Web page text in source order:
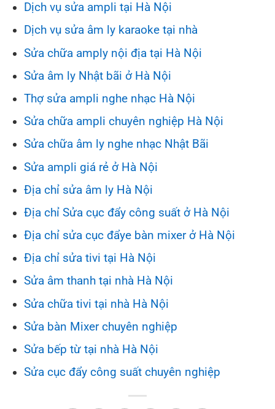
Dịch vụ sửa ampli tại Hà Nội
Dịch vụ sửa âm ly karaoke tại nhà
Sửa chữa amply nội địa tại Hà Nội
Sửa âm ly Nhật bãi ở Hà Nội
Thợ sửa ampli nghe nhạc Hà Nội
Sửa chữa ampli chuyên nghiệp Hà Nội
Sửa chữa âm ly nghe nhạc Nhật Bãi
Sửa ampli giá rẻ ở Hà Nội
Địa chỉ sửa âm ly Hà Nội
Địa chỉ Sửa cục đẩy công suất ở Hà Nội
Địa chỉ sửa cục đẩye bàn mixer ở Hà Nội
Địa chỉ sửa tivi tại Hà Nội
Sửa âm thanh tại nhà Hà Nội
Sửa chữa tivi tại nhà Hà Nội
Sửa bàn Mixer chuyên nghiệp
Sửa bếp từ tại nhà Hà Nội
Sửa cục đẩy công suất chuyên nghiệp